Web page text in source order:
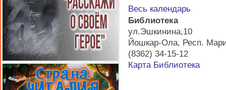
Весь календарь
Библиотека
ул.Эшкинина,10
Йошкар-Ола, Респ.
(8362) 34-15-12
Карта Библиотека